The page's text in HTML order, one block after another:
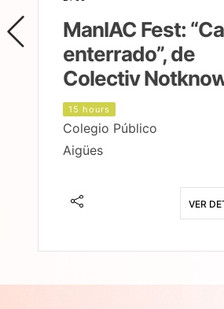
ManIAC Fest:
enterrado”, de
Colectiv
15 hours
Colegio Público
Aigües
VER